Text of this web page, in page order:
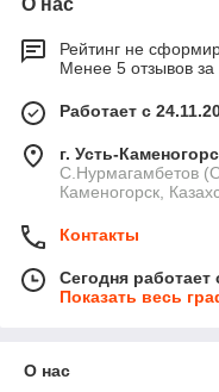
О нас
Рейтинг не
Менее 5 отзывов за
Работает с
г. Усть-
С.Нурмагамбетов
Каменогорск,
Контакты
Сегодня работает
Показать весь
О нас